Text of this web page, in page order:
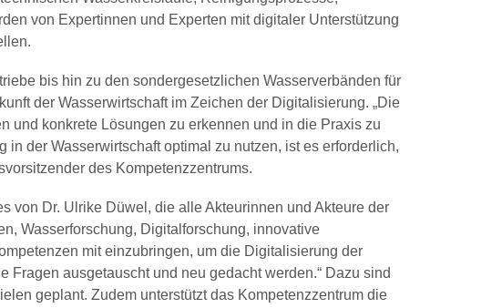
von Expertinnen und Experten mit digitaler Unterstützung
bis hin zu den sondergesetzlichen Wasserverbänden für
der Wasserwirtschaft im Zeichen der Digitalisierung. „Die
und konkrete Lösungen zu erkennen und in die Praxis zu
der Wasserwirtschaft optimal zu nutzen, ist es erforderlich,
des Kompetenzzentrums.
von Dr. Ulrike Düwel, die alle Akteurinnen und Akteure der
Wasserforschung, Digitalforschung, innovative
mit einzubringen, um die Digitalisierung der
Fragen ausgetauscht und neu gedacht werden.“ Dazu sind
geplant. Zudem unterstützt das Kompetenzzentrum die